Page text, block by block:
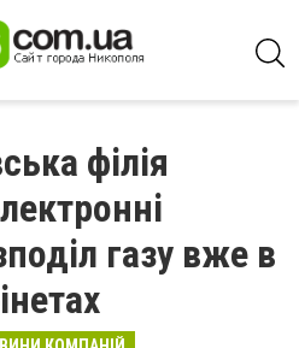
філія
газу вже в